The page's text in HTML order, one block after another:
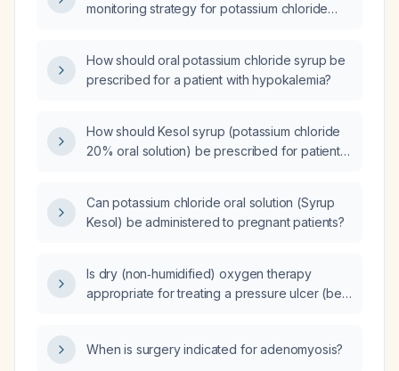
monitoring strategy for potassium chloride
How should oral potassium chloride syrup be
prescribed for a patient with hypokalemia?
How should Kesol syrup (potassium chloride
20% oral solution) be prescribed for patients
Can potassium chloride oral solution (Syrup
Kesol) be administered to pregnant patients?
Is dry (non‑humidified) oxygen therapy
appropriate for treating a pressure ulcer (bed
When is surgery indicated for adenomyosis?